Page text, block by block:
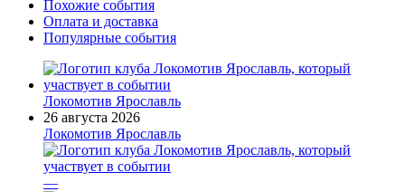
Похожие события
Оплата и доставка
Популярные события
Локомотив Ярославль
26 августа 2026
Локомотив Ярославль
—